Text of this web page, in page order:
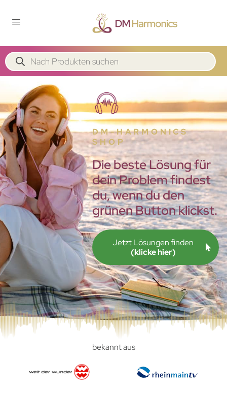
DM-HARMONICS
SHOP
Die beste Lösung für
dein Problem findest
du, wenn du den
grünen Button klickst.
Jetzt Lösungen finden
(klicke hier)
bekannt aus